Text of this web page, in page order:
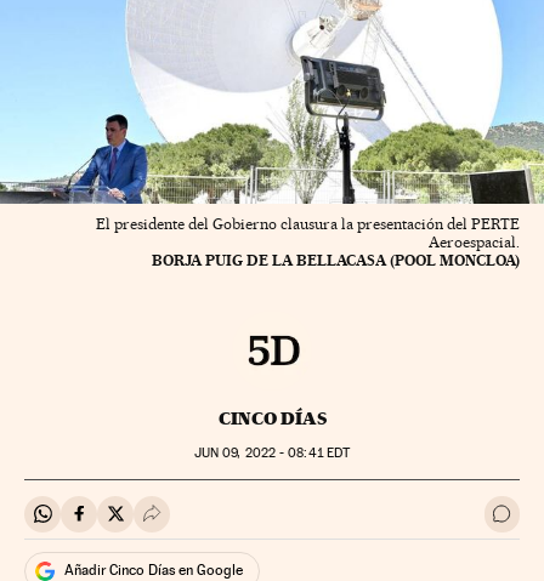
El presidente del Gobierno clausura la presentación del PERTE
Aeroespacial.
BORJA PUIG DE LA BELLACASA (POOL MONCLOA)
CINCO DÍAS
JUN 09, 2022 - 08:41EDT
Compartir en Whatsapp
Compartir en Facebook
Compartir en Twitter
Desplegar Redes Sociales Ir a
Añadir Cinco Días en Google